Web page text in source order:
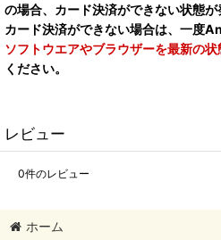
の場合、カード決済ができない状態が
カード決済ができない場合は、一度
ソフトウエアやブラウザーを最新の状
ください。
レビュー
0件のレビュー
ホーム